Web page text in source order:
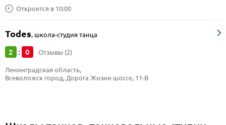
Откроется в 10:00
Todes, школа-студия танца
2 : 0 Отзывы (2)
Ленинградская область,
Всеволожск город, Дорога Жизни шоссе, 11-В